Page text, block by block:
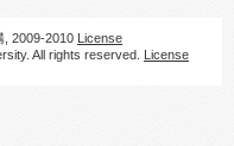
, 2009-2010 License
All rights reserved. License